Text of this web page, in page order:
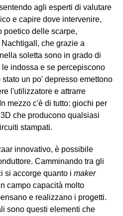
agli esperti di valutare
e capire dove intervenire,
poetico delle scarpe,
che grazie a
soletta sono in grado di
indossa e se percepiscono
un po' depresso emettono
l'utilizzatore e attrarre
mezzo c'è di tutto: giochi per
che producono qualsiasi
stampati.
innovativo, è possibile
Camminando tra gli
si accorge quanto i maker
campo capacità molto
e realizzano i progetti.
sono questi elementi che